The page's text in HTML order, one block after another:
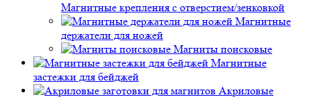
Магнитные крепления с отверстием/зенковкой
Магнитные
держатели для ножей
Магниты поисковые
Магнитные
застежки для бейджей
Акриловые